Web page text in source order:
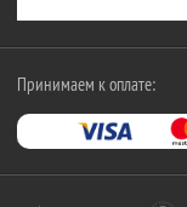
Принимаем к оплате: